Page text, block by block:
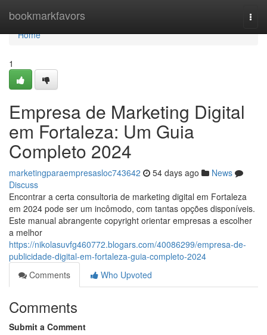
bookmarkfavors
Home
Home
1
Empresa de Marketing Digital
em Fortaleza: Um Guia
Completo 2024
marketingparaempresasloc743642 54 days ago
News
Discuss
Encontrar a certa consultoria de marketing digital em Fortaleza
em 2024 pode ser um incômodo, com tantas opções disponíveis.
Este manual abrangente copyright orientar empresas a escolher
a melhor
https://nikolasuvfg460772.blogars.com/40086299/empresa-de-
publicidade-digital-em-fortaleza-guia-completo-2024
Comments
Who Upvoted
Comments
Submit a Comment